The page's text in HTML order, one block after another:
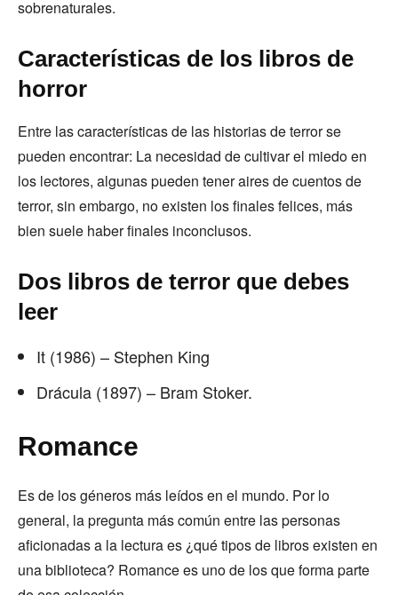
sobrenaturales.
Características de los libros de
horror
Entre las características de las historias de terror se
pueden encontrar: La necesidad de cultivar el miedo en
los lectores, algunas pueden tener aires de cuentos de
terror, sin embargo, no existen los finales felices, más
bien suele haber finales inconclusos.
Dos libros de terror que debes
leer
It (1986) – Stephen King
Drácula (1897) – Bram Stoker.
Romance
Es de los géneros más leídos en el mundo. Por lo
general, la pregunta más común entre las personas
aficionadas a la lectura es ¿qué tipos de libros existen en
una biblioteca? Romance es uno de los que forma parte